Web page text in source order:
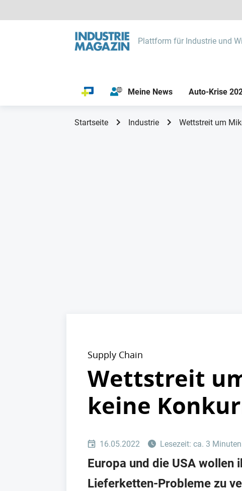
Plattform für Industrie und
Meine News Auto-Krise
Startseite Industrie Wettstreit um
Supply Chain
Wettstreit
keine
16.05.2022 Lesezeit: ca. 3 Minuten
Europa und die USA
Lieferketten-Probleme zu